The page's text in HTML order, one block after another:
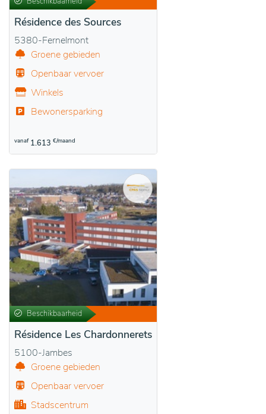
Résidence des Sources
5380-Fernelmont
Groene gebieden
Openbaar vervoer
Winkels
Bewonersparking
vanaf 1.613 €/maand
Beschikbaarheid
Résidence Les Chardonnerets
5100-Jambes
Groene gebieden
Openbaar vervoer
Stadscentrum